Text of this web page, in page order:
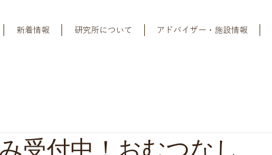
新着情報 研究所について アドバイザー・施設情報
受付中！おむつなし